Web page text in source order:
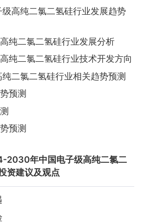
高纯二氯二氢硅行业发展趋势
纯二氯二氢硅行业发展分析
纯二氯二氢硅行业技术开发方向
二氯二氢硅行业相关趋势预测
预测
预测
2030年中国电子级高纯二氯二
资建议及观点